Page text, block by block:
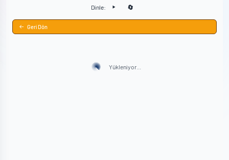
Dinle: 🔄
Geri Dön
Yükleniyor...